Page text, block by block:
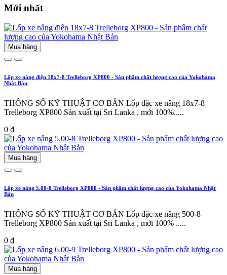
Mới nhất
Mua hàng
Lốp xe nâng điện 18x7-8 Trelleborg XP800 - Sản phẩm chất lượng cao của Yokohama
Nhật Bản
THÔNG SỐ KỸ THUẬT CƠ BẢN Lốp đặc xe nâng 18x7-8
Trelleborg XP800 Sản xuất tại Sri Lanka , mới 100%.....
0 ₫
Mua hàng
Lốp xe nâng 5.00-8 Trelleborg XP800 - Sản phẩm chất lượng cao của Yokohama Nhật
Bản
THÔNG SỐ KỸ THUẬT CƠ BẢN Lốp đặc xe nâng 500-8
Trelleborg XP800 Sản xuất tại Sri Lanka , mới 100% .....
0 ₫
Mua hàng